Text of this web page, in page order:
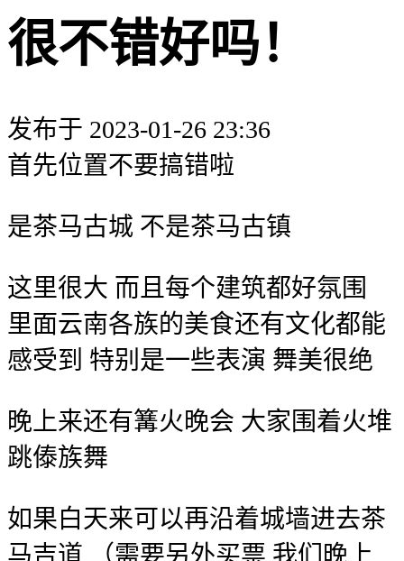
很不错好吗！
发布于 2023-01-26 23:36
首先位置不要搞错啦
是茶马古城 不是茶马古镇
这里很大 而且每个建筑都好氛围
里面云南各族的美食还有文化都能
感受到 特别是一些表演 舞美很绝
晚上来还有篝火晚会 大家围着火堆
跳傣族舞
如果白天来可以再沿着城墙进去茶
马吉道 （需要另外买票 我们晚上